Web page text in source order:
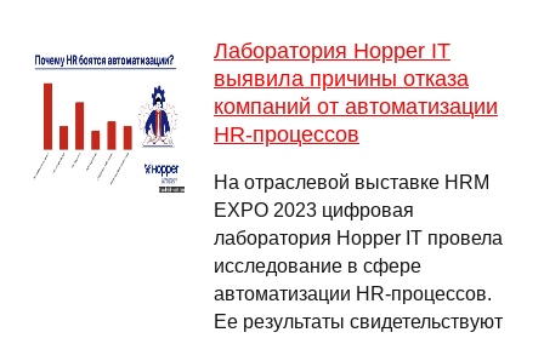
Лаборатория Hopper IT
выявила причины отказа
компаний от автоматизации
HR-процессов
На отраслевой выставке HRM
EXPO 2023 цифровая
лаборатория Hopper IT провела
исследование в сфере
автоматизации HR-процессов.
Ее результаты свидетельствуют